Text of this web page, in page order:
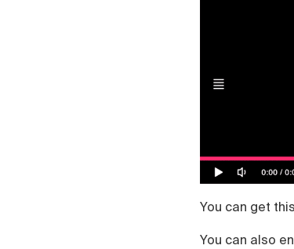
You can get this
You can also